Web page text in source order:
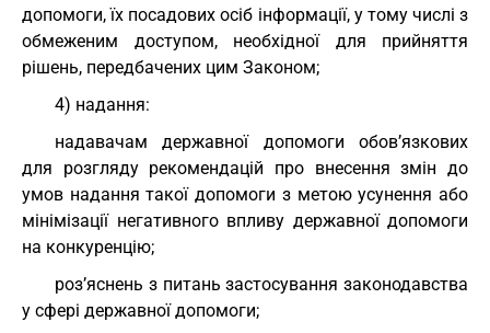
допомоги, їх посадових осіб інформації, у тому числі з
обмеженим доступом, необхідної для прийняття
рішень, передбачених цим Законом;
4) надання:
надавачам державної допомоги обов’язкових
для розгляду рекомендацій про внесення змін до
умов надання такої допомоги з метою усунення або
мінімізації негативного впливу державної допомоги
на конкуренцію;
роз’яснень з питань застосування законодавства
у сфері державної допомоги;